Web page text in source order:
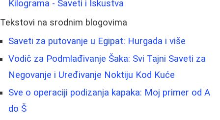
Kilograma - Saveti i Iskustva
Tekstovi na srodnim blogovima
Saveti za putovanje u Egipat: Hurgada i više
Vodič za Podmlađivanje Šaka: Svi Tajni Saveti za
Negovanje i Uređivanje Noktiju Kod Kuće
Sve o operaciji podizanja kapaka: Moj primer od A
do Š